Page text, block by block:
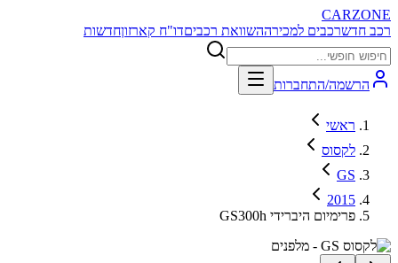
CARZONE
רכב חדשרכבים למכירההשוואת רכביםדו"ח קארזוןחדשות
הרשמה/התחברות
ראשי
לקסוס
GS
2015
GS300h פרימיום היברידי